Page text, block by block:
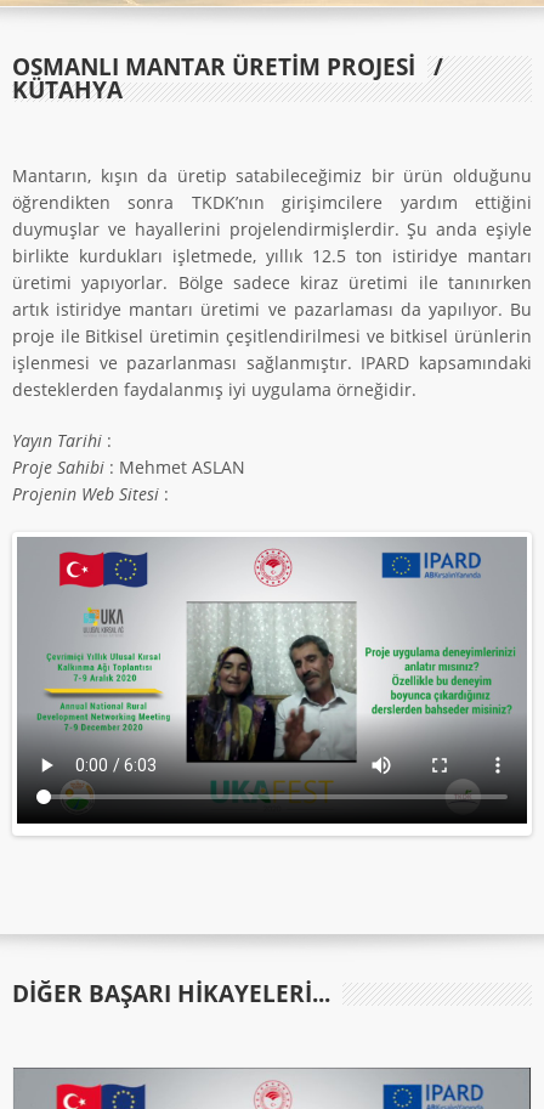
OSMANLI MANTAR ÜRETİM PROJESİ /
KÜTAHYA
Mantarın, kışın da üretip satabileceğimiz bir ürün olduğunu
öğrendikten sonra TKDK’nın girişimcilere yardım ettiğini
duymuşlar ve hayallerini projelendirmişlerdir. Şu anda eşiyle
birlikte kurdukları işletmede, yıllık 12.5 ton istiridye mantarı
üretimi yapıyorlar. Bölge sadece kiraz üretimi ile tanınırken
artık istiridye mantarı üretimi ve pazarlaması da yapılıyor. Bu
proje ile Bitkisel üretimin çeşitlendirilmesi ve bitkisel ürünlerin
işlenmesi ve pazarlanması sağlanmıştır. IPARD kapsamındaki
desteklerden faydalanmış iyi uygulama örneğidir.
Yayın Tarihi :
Proje Sahibi : Mehmet ASLAN
Projenin Web Sitesi :
DIĞER BAŞARI HIKAYELERI...